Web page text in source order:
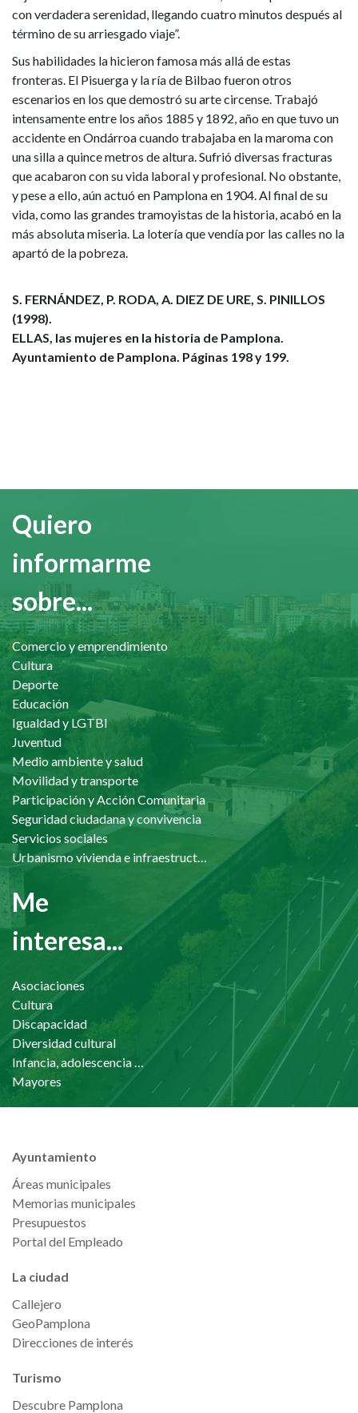
con verdadera serenidad, llegando cuatro minutos después al
término de su arriesgado viaje”.
Sus habilidades la hicieron famosa más allá de estas
fronteras. El Pisuerga y la ría de Bilbao fueron otros
escenarios en los que demostró su arte circense. Trabajó
intensamente entre los años 1885 y 1892, año en que tuvo un
accidente en Ondárroa cuando trabajaba en la maroma con
una silla a quince metros de altura. Sufrió diversas fracturas
que acabaron con su vida laboral y profesional. No obstante,
y pese a ello, aún actuó en Pamplona en 1904. Al final de su
vida, como las grandes tramoyistas de la historia, acabó en la
más absoluta miseria. La lotería que vendía por las calles no la
apartó de la pobreza.
S. FERNÁNDEZ, P. RODA, A. DIEZ DE URE, S. PINILLOS
(1998).
ELLAS, las mujeres en la historia de Pamplona.
Ayuntamiento de Pamplona. Páginas 198 y 199.
Quiero
informarme
sobre...
Comercio y emprendimiento
Cultura
Deporte
Educación
Igualdad y LGTBI
Juventud
Medio ambiente y salud
Movilidad y transporte
Participación y Acción Comunitaria
Seguridad ciudadana y convivencia
Servicios sociales
Urbanismo vivienda e infraestructuras
Me
interesa...
Asociaciones
Cultura
Discapacidad
Diversidad cultural
Infancia, adolescencia y familia
Mayores
Ayuntamiento
Áreas municipales
Memorias municipales
Presupuestos
Portal del Empleado
La ciudad
Callejero
GeoPamplona
Direcciones de interés
Turismo
Descubre Pamplona